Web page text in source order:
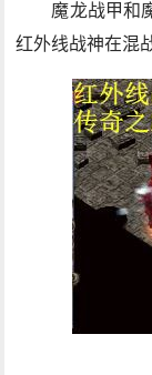
魔龙战甲和
红外线战神在混